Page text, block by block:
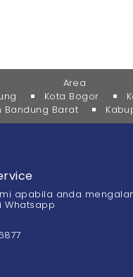
Area
Kota Bogor
Bandung Barat
apabila anda
Whatsapp